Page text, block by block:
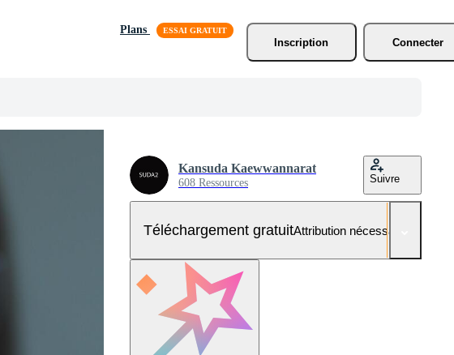
Plans
Inscription
Connecter
Kansuda Kaewwannarat
608 Ressources Suivre
Téléchargement gratuitAttribution nécessaire